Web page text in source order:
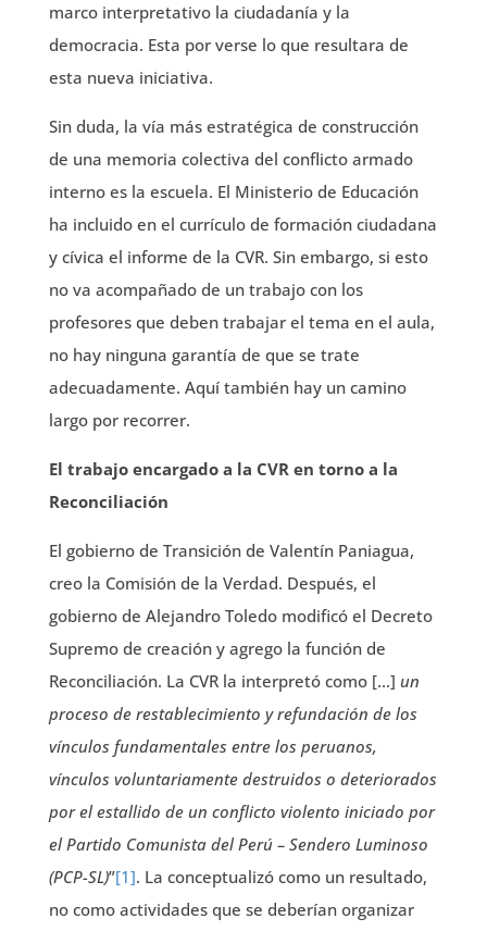
marco interpretativo la ciudadanía y la
democracia. Esta por verse lo que resultara de
esta nueva iniciativa.
Sin duda, la vía más estratégica de construcción
de una memoria colectiva del conflicto armado
interno es la escuela. El Ministerio de Educación
ha incluido en el currículo de formación ciudadana
y cívica el informe de la CVR. Sin embargo, si esto
no va acompañado de un trabajo con los
profesores que deben trabajar el tema en el aula,
no hay ninguna garantía de que se trate
adecuadamente. Aquí también hay un camino
largo por recorrer.
El trabajo encargado a la CVR en torno a la
Reconciliación
El gobierno de Transición de Valentín Paniagua,
creo la Comisión de la Verdad. Después, el
gobierno de Alejandro Toledo modificó el Decreto
Supremo de creación y agrego la función de
Reconciliación. La CVR la interpretó como […] un
proceso de restablecimiento y refundación de los
vínculos fundamentales entre los peruanos,
vínculos voluntariamente destruidos o deteriorados
por el estallido de un conflicto violento iniciado por
el Partido Comunista del Perú – Sendero Luminoso
(PCP-SL)”[1]. La conceptualizó como un resultado,
no como actividades que se deberían organizar